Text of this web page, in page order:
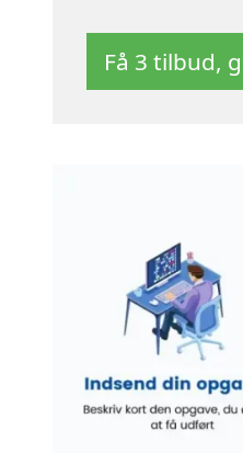
Få 3 tilbud,